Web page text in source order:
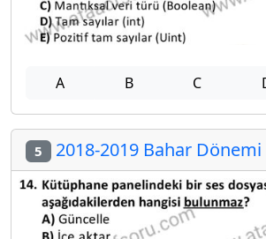
A B C
5 2018-2019 Bahar Dönemi